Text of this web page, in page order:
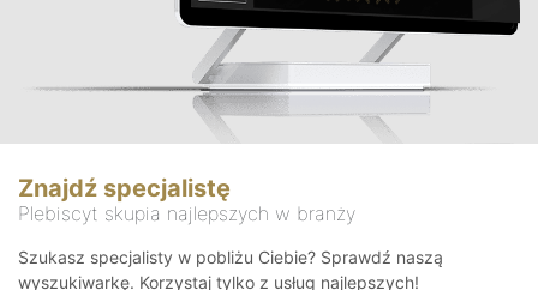
Znajdź specjalistę
Plebiscyt skupia najlepszych w branży
Szukasz specjalisty w pobliżu Ciebie? Sprawdź naszą
wyszukiwarkę. Korzystaj tylko z usług najlepszych!